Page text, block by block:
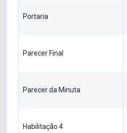
Portaria
Parecer Final
Parecer da Minuta
Habilitação 4